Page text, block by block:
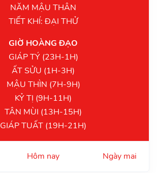
NĂM MẬU THÂN
TIẾT KHÍ: ĐẠI THỬ
GIỜ HOÀNG ĐẠO
GIÁP TÝ (23H-1H)
ẤT SỬU (1H-3H)
MẬU THÌN (7H-9H)
KỶ TỊ (9H-11H)
TÂN MÙI (13H-15H)
GIÁP TUẤT (19H-21H)
Hôm nay Ngày mai